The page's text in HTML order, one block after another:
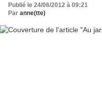
Publié le 24/06/2012 à 09:21
Par anne(tte)